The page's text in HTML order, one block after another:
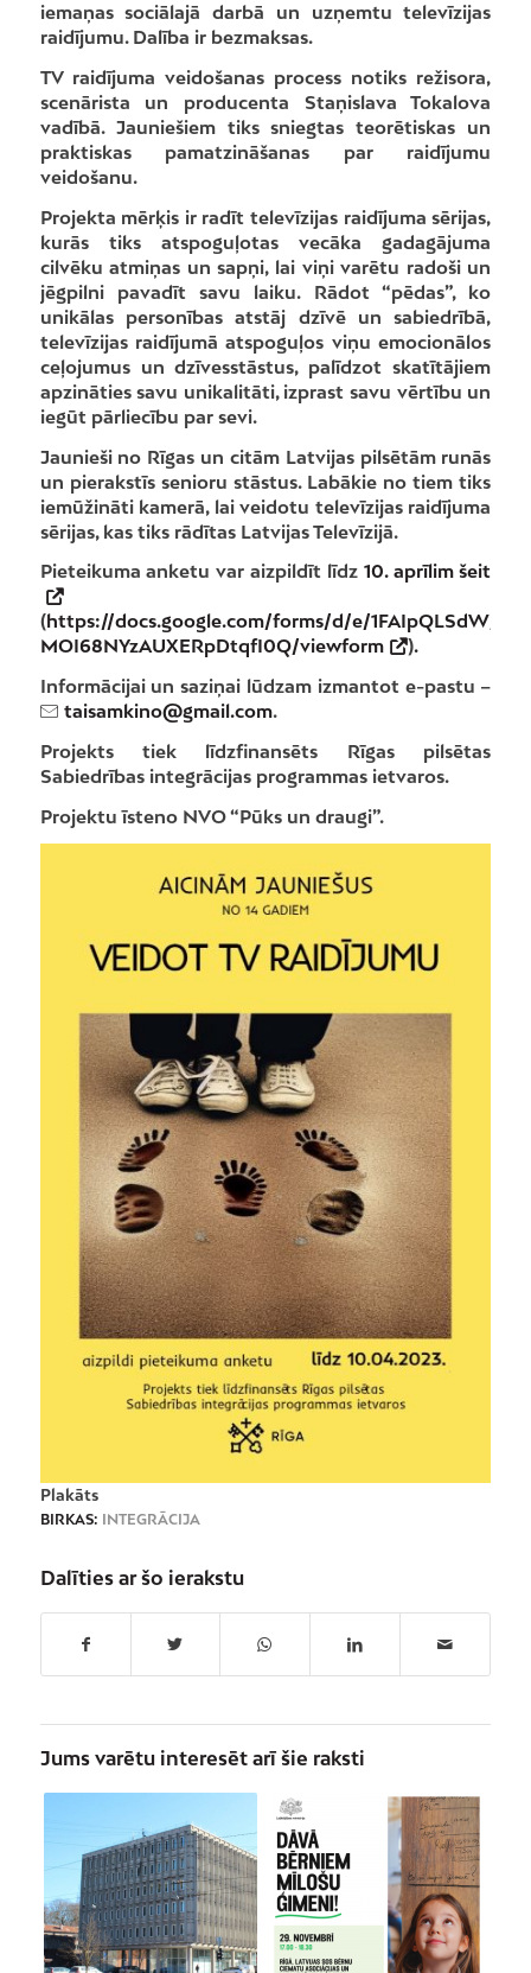
iemaņas sociālajā darbā un uzņemtu televīzijas
raidījumu. Dalība ir bezmaksas.
TV raidījuma veidošanas process notiks režisora,
scenārista un producenta Staņislava Tokalova
vadībā. Jauniešiem tiks sniegtas teorētiskas un
praktiskas pamatzināšanas par raidījumu
veidošanu.
Projekta mērķis ir radīt televīzijas raidījuma sērijas,
kurās tiks atspoguļotas vecāka gadagājuma
cilvēku atmiņas un sapņi, lai viņi varētu radoši un
jēgpilni pavadīt savu laiku. Rādot “pēdas”, ko
unikālas personības atstāj dzīvē un sabiedrībā,
televīzijas raidījumā atspoguļos viņu emocionālos
ceļojumus un dzīvesstāstus, palīdzot skatītājiem
apzināties savu unikalitāti, izprast savu vērtību un
iegūt pārliecību par sevi.
Jaunieši no Rīgas un citām Latvijas pilsētām runās
un pierakstīs senioru stāstus. Labākie no tiem tiks
iemūžināti kamerā, lai veidotu televīzijas raidījuma
sērijas, kas tiks rādītas Latvijas Televīzijā.
Pieteikuma anketu var aizpildīt līdz 10. aprīlim šeit
(https://docs.google.com/forms/d/e/
MOI68NYzAUXERpDtqfI0Q/viewform
).
Informācijai un saziņai lūdzam izmantot e-pastu –
taisamkino@gmail.com.
Projekts tiek līdzfinansēts Rīgas pilsētas
Sabiedrības integrācijas programmas ietvaros.
Projektu īsteno NVO “Pūks un draugi”.
Plakāts
BIRKAS: INTEGRĀCIJA
Dalīties ar šo ierakstu
Jums varētu interesēt arī šie raksti